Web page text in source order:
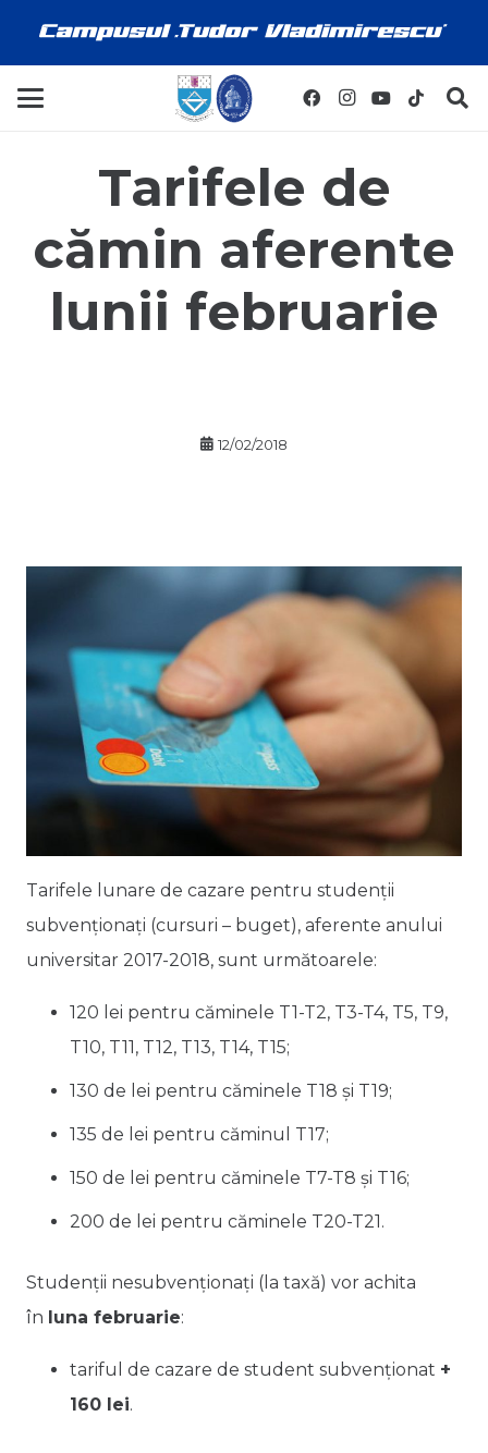
Tarifele de
cămin aferente
lunii februarie
12/02/2018
Tarifele lunare de cazare pentru studenții
subvenționați (cursuri – buget), aferente anului
universitar 2017-2018, sunt următoarele:
120 lei pentru căminele T1-T2, T3-T4, T5, T9,
T10, T11, T12, T13, T14, T15;
130 de lei pentru căminele T18 și T19;
135 de lei pentru căminul T17;
150 de lei pentru căminele T7-T8 și T16;
200 de lei pentru căminele T20-T21.
Studenții nesubvenționați (la taxă) vor achita
în luna februarie:
tariful de cazare de student subvenționat +
160 lei.